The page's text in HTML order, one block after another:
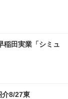
稲田実業「シミュ
介8/27東